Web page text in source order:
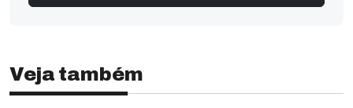
Veja também